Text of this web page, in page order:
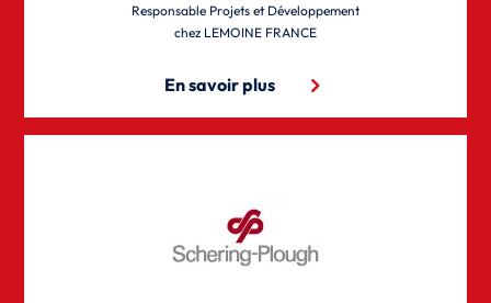
Responsable Projets et Développement
LEMOINE FRANCE
En savoir plus